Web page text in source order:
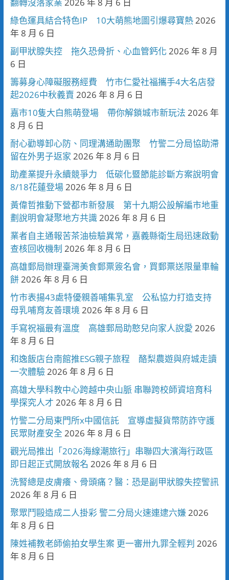
綠色運具結合特色IP 10大萌熊地圖引爆尋寶熱2026
年 8 月 6 日
副甲狀腺失控 拖久恐骨折、心血管鈣化 2026 年 8 月
6 日
籌募身心障礙服務經費 竹市仁愛社福攜手4大名店發
起2026中秋義賣 2026 年 8 月 6 日
嘉市10隻大白熊萌登場 帶你解鎖城市新玩法 2026 年
8 月 6 日
耐心勸導卸心防、同理溝通助團聚 竹警二分局協助滯
留在外男子返家 2026 年 8 月 6 日
助產業提升永續競爭力 低碳化暨節能診斷方案說明會
8/18花蓮登場2026 年 8 月 6 日
黃偉哲推動下營都市新發展 第十九期公設解編市地重
劃說明會凝聚地方共識2026 年 8 月 6 日
業者自主通報苦茶油檢驗異常，嘉義縣衛生局迅速啟動
查核回收機制 2026 年 8 月 6 日
高雄郵局辦理臺灣美食郵票簽名會，買郵票送限量車輪
餅2026 年 8 月 6 日
竹市表揚43處特優親善哺集乳室 公私協力打造支持
母乳哺育友善環境2026 年 8 月 6 日
手寫祝福最有溫度 高雄郵局助憨兒向家人說愛 2026
年 8 月 6 日
和逸飯店台南館推ESG親子旅程 酪梨農遊與府城走讀
一次體驗2026 年 8 月 6 日
高雄大學科教中心跨越中央山脈 串聯跨校師資培育科
學探究人才 2026 年 8 月 6 日
竹警二分局東門所x中國信託 宣導虛擬貨幣防詐守護
民眾財產安全 2026 年 8 月 6 日
觀光局推出「2026海線潮旅行」串聯四大濱海行政區
即日起正式開放報名 2026 年 8 月 6 日
洗腎總是皮膚癢、骨頭痛？醫：恐是副甲狀腺失控警訊
2026 年 8 月 6 日
聚眾鬥毆造成二人掛彩 警二分局火速連逮六嫌2026
年 8 月 6 日
陳姓補教老師偷拍女學生案 更一審卅九罪全輕判 2026
年 8 月 6 日